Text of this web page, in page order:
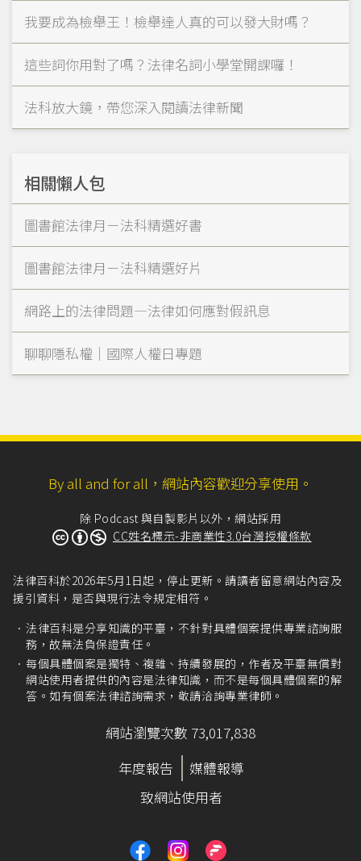
我要成為檢舉王！檢舉達人真的可以發大財嗎？
這些詞你用對了嗎？法律名詞小學堂開課囉！
法科放大鏡，帶您深入閱讀法律新聞
相關懶人包
圖書館法律月－法科精選好書
圖書館法律月－法科精選好片
網路上的法律問題—法律如何應對假訊息
聊聊隱私權｜國際人權日專題
By all and for all，網站內容歡迎分享使用。
除 Podcast 與自製影片以外，網站採用
CC姓名標示-非商業性3.0台灣授權條款
法律百科於2026年5月1日起，停止更新。請讀者留意網站內容及
援引資料，是否與現行法令規定相符。
法律百科是分享知識的平臺，不針對具體個案提供專業諮詢服
務，故無法負保證責任。
每個具體個案是獨特、複雜、持續發展的，作者及平臺無償對
網站使用者提供的內容是法律知識，而不是每個具體個案的解
答。如有個案法律諮詢需求，敬請洽詢專業律師。
網站瀏覽次數 73,017,838
年度報告
媒體報導
致網站使用者